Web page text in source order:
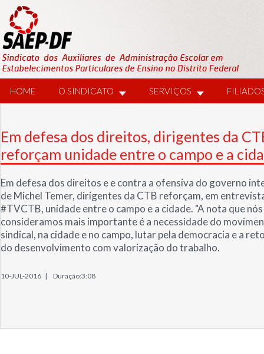
HOME O SINDICATO SERVIÇOS
Em defesa dos direitos, dirigentes da
reforçam unidade entre o campo e a
Em defesa dos direitos e e contra a ofensiva do governo
de Michel Temer, dirigentes da CTB reforçam, em
#TVCTB, unidade entre o campo e a cidade. "A nota que nós
consideramos mais importante é a necessidade do
sindical, na cidade e no campo, lutar pela democracia e a
do desenvolvimento com valorização do trabalho.
10-JUL-2016 | Duração:3:08